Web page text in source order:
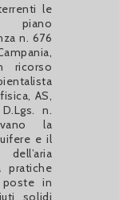
le
piano
n. 676
ricorso
AS,
n.
la
e il
pratiche
in
solidi